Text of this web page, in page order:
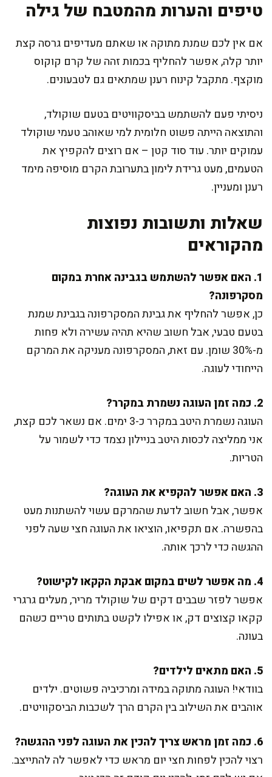
טיפים והערות מהמטבח של גילה
אם אין לכם שמנת מתוקה או שאתם מעדיפים גרסה קצת
יותר קלה, אפשר להחליף בכמות זהה של קרם קוקוס
מוקצף. מתקבל קינוח רענן שמתאים גם לטבעונים.
ניסיתי פעם להשתמש בביסקוויטים בטעם שוקולד,
והתוצאה הייתה פשוט חלומית למי שאוהב טעמי שוקולד
עמוקים יותר. עוד סוד קטן – אם רוצים להקפיץ את
הטעמים, מעט גרידת לימון בתערובת הקרם מוסיפה מימד
רענן ומעניין.
שאלות ותשובות נפוצות
מהקוראים
1. האם אפשר להשתמש בגבינה אחרת במקום
מסקרפונה?
כן, אפשר להחליף את גבינת המסקרפונה בגבינת שמנת
בטעם טבעי, אבל חשוב שהיא תהיה עשירה ולא פחות
מ-30% שומן. עם זאת, המסקרפונה מעניקה את המרקם
הייחודי לעוגה.
2. כמה זמן העוגה נשמרת במקרר?
העוגה נשמרת היטב במקרר כ-3 ימים. אם נשאר לכם קצת,
אני ממליצה לכסות היטב בניילון נצמד כדי לשמור על
הטריות.
3. האם אפשר להקפיא את העוגה?
אפשר, אבל חשוב לדעת שהמרקם עשוי להשתנות מעט
בהפשרה. אם תקפיאו, הוציאו את העוגה חצי שעה לפני
ההגשה כדי לרכך אותה.
4. מה אפשר לשים במקום אבקת הקקאו לקישוט?
אפשר לפזר שבבים דקים של שוקולד מריר, מעלים גרגרי
קקאו קצוצים דק, או אפילו לקשט בתותים טריים כשהם
בעונה.
5. האם מתאים לילדים?
בוודאי! העוגה מתוקה במידה ומרכיביה פשוטים. ילדים
אוהבים את השילוב בין הקרם הרך לשכבות הביסקוויטים.
6. כמה זמן מראש צריך להכין את העוגה לפני ההגשה?
רצוי להכין לפחות חצי יום מראש כדי לאפשר לה להתייצב.